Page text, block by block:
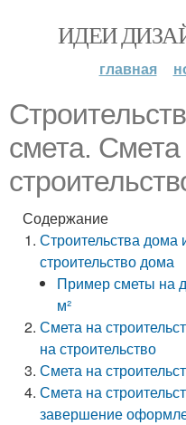
ИДЕИ
главная
смета. Смета
Содержание
Строительства дома
строительство дома
Пример сметы на
м²
Смета на
на строительство
Смета на
Смета на
завершение